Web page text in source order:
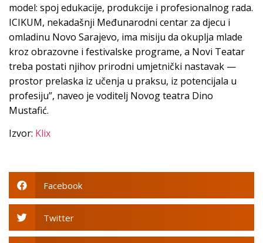
model: spoj edukacije, produkcije i profesionalnog rada.
ICIKUM, nekadašnji Međunarodni centar za djecu i
omladinu Novo Sarajevo, ima misiju da okuplja mlade
kroz obrazovne i festivalske programe, a Novi Teatar
treba postati njihov prirodni umjetnički nastavak —
prostor prelaska iz učenja u praksu, iz potencijala u
profesiju”, naveo je voditelj Novog teatra Dino
Mustafić.
Izvor: Klix
Facebook
Twitter